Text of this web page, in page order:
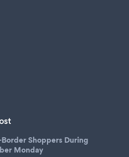
Shoppers During
Monday